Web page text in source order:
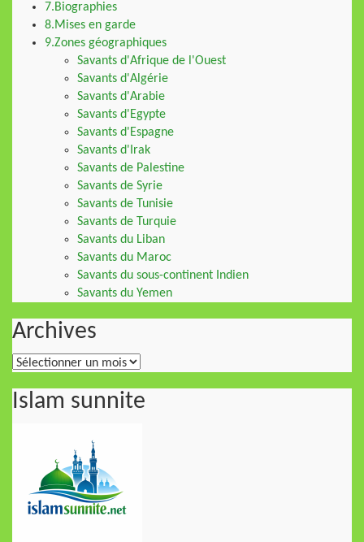
7.Biographies
8.Mises en garde
9.Zones géographiques
Savants d'Afrique de l'Ouest
Savants d'Algérie
Savants d'Arabie
Savants d'Egypte
Savants d'Espagne
Savants d'Irak
Savants de Palestine
Savants de Syrie
Savants de Tunisie
Savants de Turquie
Savants du Liban
Savants du Maroc
Savants du sous-continent Indien
Savants du Yemen
Archives
Archives
Islam sunnite